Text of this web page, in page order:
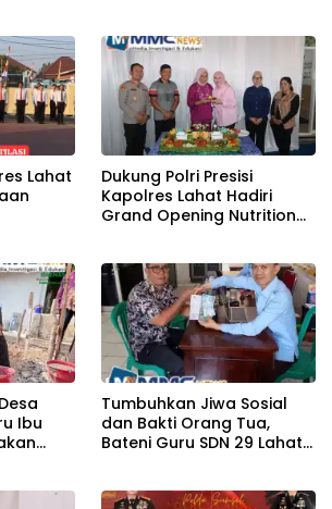
Lahat
Dukung Polri Presisi
Kapolres Lahat Hadiri
Grand Opening Nutrition
Ibu
Tumbuhkan Jiwa Sosial
dan Bakti Orang Tua,
Bateni Guru SDN 29 Lahat